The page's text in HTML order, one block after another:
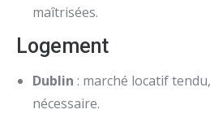
maîtrisées.
Logement
Dublin : marché locatif
nécessaire.